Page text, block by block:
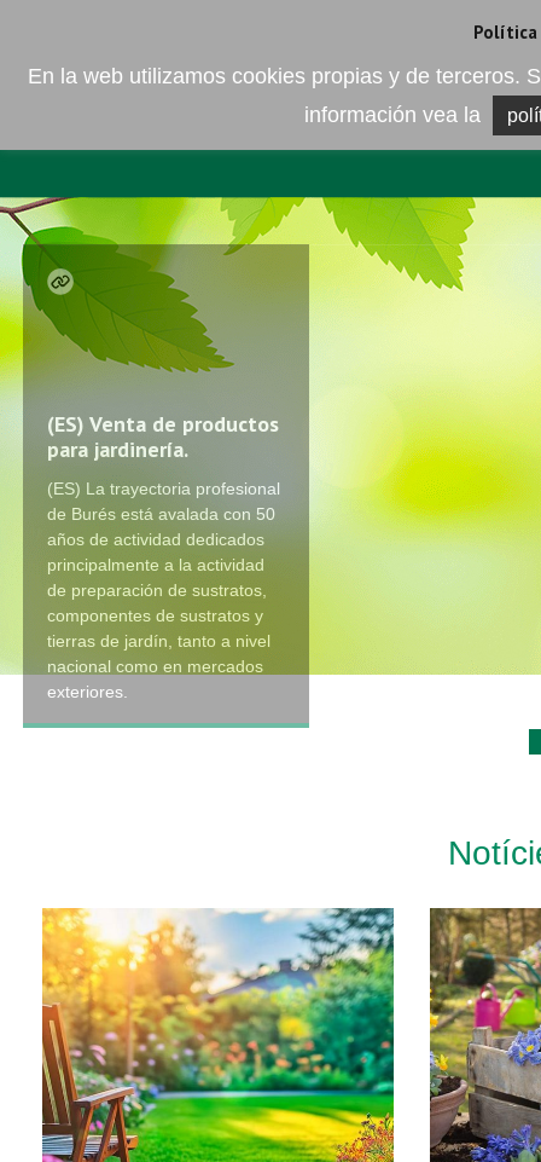
EMPRESA ELEMENTO DEL
(ES) Venta de productos
para jardinería.
(ES) La trayectoria profesional
de Burés está avalada con 50
años de actividad dedicados
principalmente a la actividad
de preparación de sustratos,
componentes de sustratos y
tierras de jardín, tanto a nivel
nacional como en mercados
exteriores.
Política
En la web utilizamos cookies propias y de terceros.
información vea la